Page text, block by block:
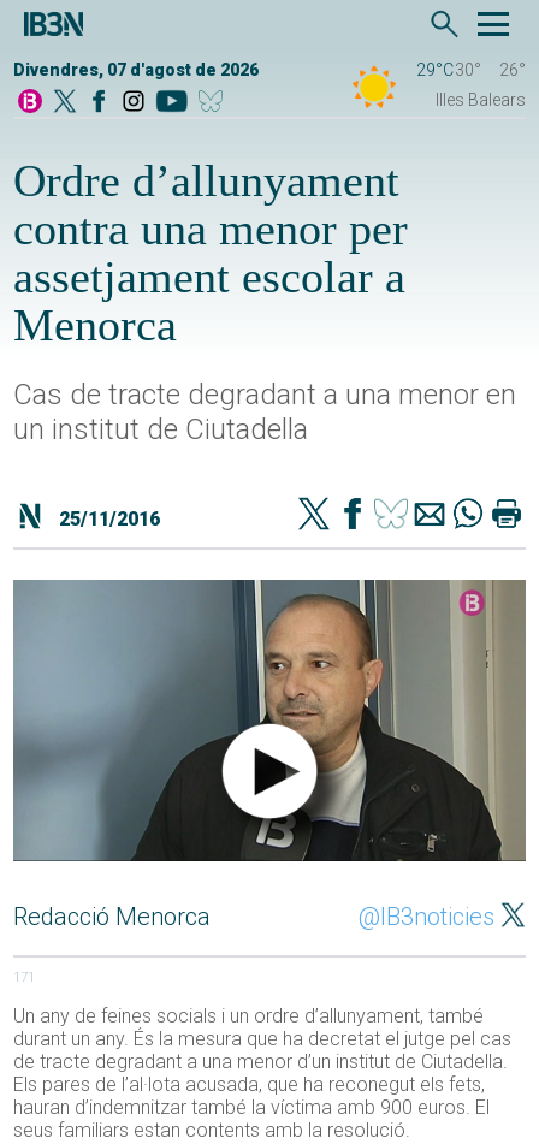
Divendres, 07 d'agost de 2026 29°C30°
26°
Illes Balears
Ordre d’allunyament
contra una menor per
assetjament escolar a
Menorca
Cas de tracte degradant a una menor en
un institut de Ciutadella
25/11/2016
Redacció Menorca @IB3noticies
171
Un any de feines socials i un ordre d’allunyament, també
durant un any. És la mesura que ha decretat el jutge pel cas
de tracte degradant a una menor d’un institut de Ciutadella.
Els pares de l’al·lota acusada, que ha reconegut els fets,
hauran d’indemnitzar també la víctima amb 900 euros. El
seus familiars estan contents amb la resolució.